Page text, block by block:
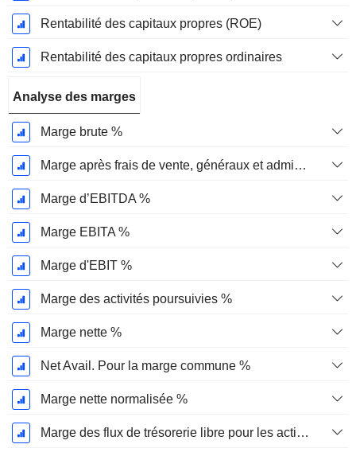
Rentabilité des capitaux propres (ROE)
Rentabilité des capitaux propres ordinaires
Analyse des marges
Marge brute %
Marge après frais de vente, généraux et administratifs %
Marge d’EBITDA %
Marge EBITA %
Marge d'EBIT %
Marge des activités poursuivies %
Marge nette %
Net Avail. Pour la marge commune %
Marge nette normalisée %
Marge des flux de trésorerie libre pour les actionnaires